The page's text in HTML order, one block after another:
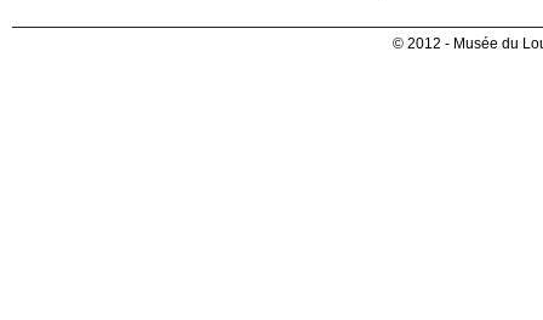
© 2012 - Musée du